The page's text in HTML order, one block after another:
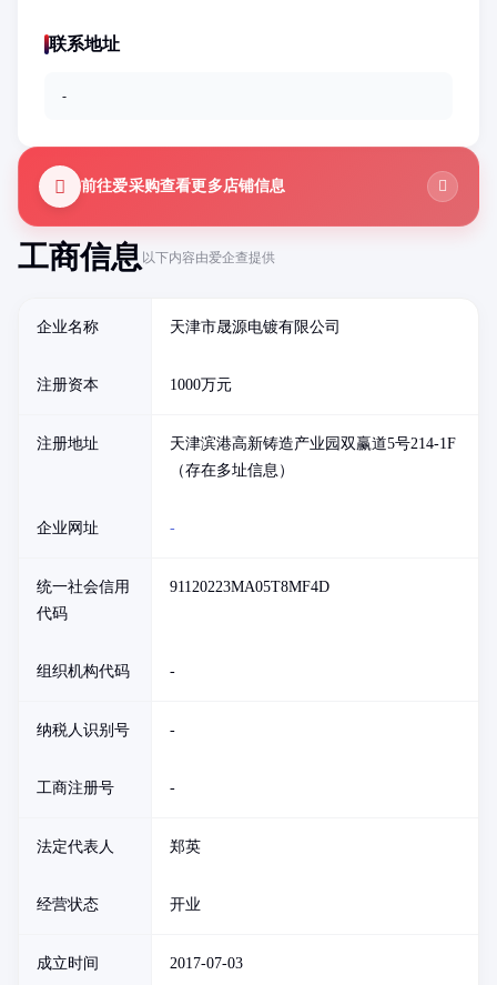
工商信息以下内容由爱企查提供
企业名称 天津市晟源电镀有限公司
注册资本 1000万元
注册地址
天津滨港高新铸造产业园双赢道5号214-1F
（存在多址信息）
企业网址 -
统一社会信用
代码
91120223MA05T8MF4D
组织机构代码 -
纳税人识别号 -
工商注册号 -
法定代表人 郑英
经营状态 开业
成立时间 2017-07-03
联系地址
-
前往爱采购查看更多店铺信息